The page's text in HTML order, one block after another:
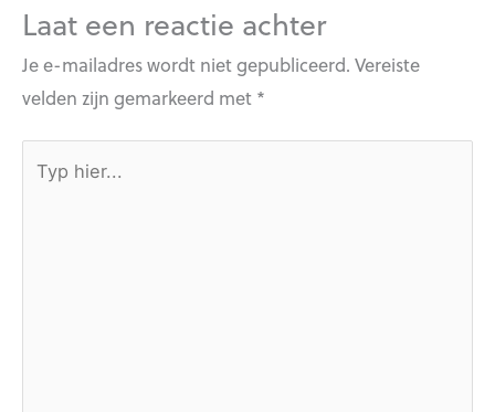
Laat een reactie achter
Je e-mailadres wordt niet gepubliceerd. Vereiste
velden zijn gemarkeerd met *
hier...